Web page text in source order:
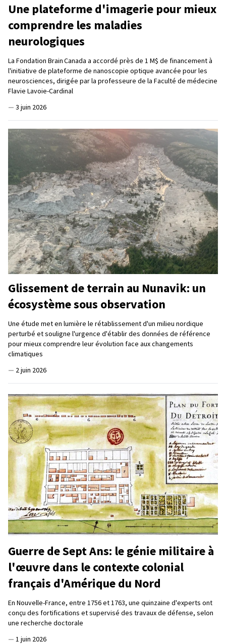
Une plateforme d'imagerie pour mieux
comprendre les maladies
neurologiques
La Fondation Brain Canada a accordé près de 1 M$ de financement à
l'initiative de plateforme de nanoscopie optique avancée pour les
neurosciences, dirigée par la professeure de la Faculté de médecine
Flavie Lavoie-Cardinal
— 3 juin 2026
Glissement de terrain au Nunavik: un
écosystème sous observation
Une étude met en lumière le rétablissement d'un milieu nordique
perturbé et souligne l'urgence d'établir des données de référence
pour mieux comprendre leur évolution face aux changements
climatiques
— 2 juin 2026
Guerre de Sept Ans: le génie militaire à
l'œuvre dans le contexte colonial
français d'Amérique du Nord
En Nouvelle-France, entre 1756 et 1763, une quinzaine d'experts ont
conçu des fortifications et supervisé des travaux de défense, selon
une recherche doctorale
— 1 juin 2026